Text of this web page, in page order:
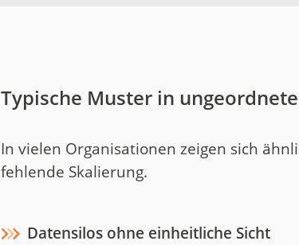
Typische Muster in
In vielen Organisationen zeigen sich
fehlende Skalierung.
Datensilos ohne einheitliche Sicht